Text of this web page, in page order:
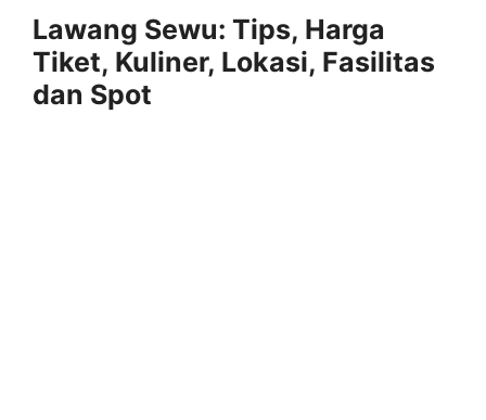
Lawang Sewu: Tips, Harga
Tiket, Kuliner, Lokasi, Fasilitas
dan Spot